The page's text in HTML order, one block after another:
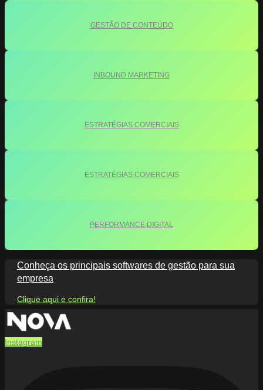
GESTÃO DE CONTEÚDO
INBOUND MARKETING
ESTRATÉGIAS COMERCIAIS
ESTRATÉGIAS COMERCIAIS
PERFORMANCE DIGITAL
Conheça os principais softwares de gestão para sua
empresa
Clique aqui e confira!
Instagram